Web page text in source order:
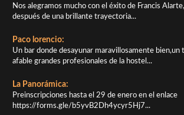
Nos alegramos mucho con el éxito de Francis Alarte,
después de una brillante trayectoria...
Paco lorencio:
Un bar donde desayunar maravillosamente bien,un
afable grandes profesionales de la hostel...
La Panorámica:
Preinscripciones hasta el 29 de enero en el enlace
https://forms.gle/b5yvB2Dh4ycyr5Hj7...